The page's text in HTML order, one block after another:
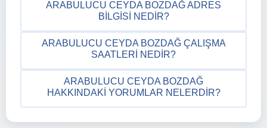
ARABULUCU CEYDA BOZDAĞ ADRES
BILGISI NEDIR?
ARABULUCU CEYDA BOZDAĞ ÇALIŞMA
SAATLERI NEDIR?
ARABULUCU CEYDA BOZDAĞ
HAKKINDAKI YORUMLAR NELERDIR?